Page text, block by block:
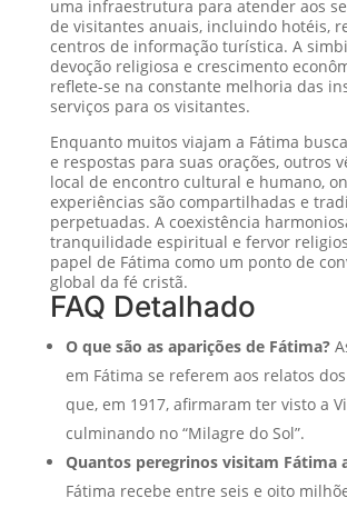
uma infraestrutura para atender aos
de visitantes anuais, incluindo hotéis,
centros de informação turística. A
devoção religiosa e crescimento
reflete-se na constante melhoria das
serviços para os visitantes.
Enquanto muitos viajam a Fátima
e respostas para suas orações, outros
local de encontro cultural e humano,
experiências são compartilhadas e
perpetuadas. A coexistência
tranquilidade espiritual e fervor
papel de Fátima como um ponto de
global da fé cristã.
FAQ Detalhado
O que são as aparições de Fátima?
em Fátima se referem aos relatos
que, em 1917, afirmaram ter visto a
culminando no “Milagre do Sol”.
Quantos peregrinos visitam Fátima
Fátima recebe entre seis e oito